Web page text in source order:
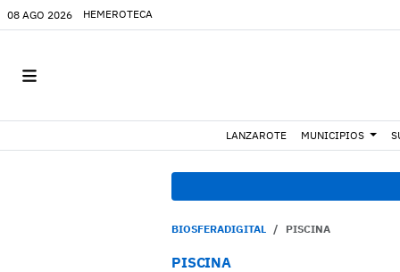
08 AGO 2026 HEMEROTECA
LANZAROTE MUNICIPIOS
BIOSFERADIGITAL PISCINA
PISCINA